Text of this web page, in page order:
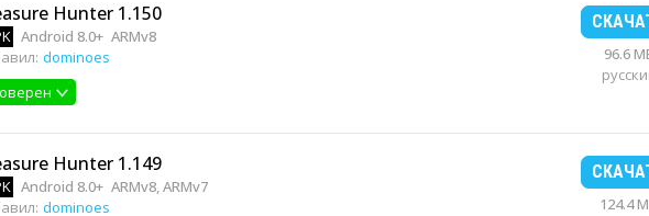
Hunter 1.150
Android 8.0+ ARMv8
dominoes
96.6
Hunter 1.149
Android 8.0+ ARMv8, ARMv7
dominoes
124.4